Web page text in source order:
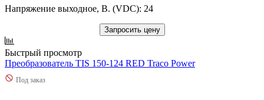
Напряжение выходное, В. (VDC): 24
Запросить цену
Быстрый просмотр
Преобразователь TIS 150-124 RED Traco Power
Под заказ